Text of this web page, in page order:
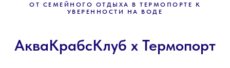
ОТ СЕМЕЙНОГО ОТДЫХА В ТЕРМОПОРТЕ К
УВЕРЕННОСТИ НА ВОДЕ
АкваКрабсКлуб х Термопорт